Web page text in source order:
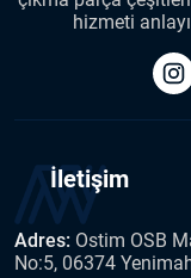
hizmeti
İletişim
Adres: Ostim OSB
No:5, 06374